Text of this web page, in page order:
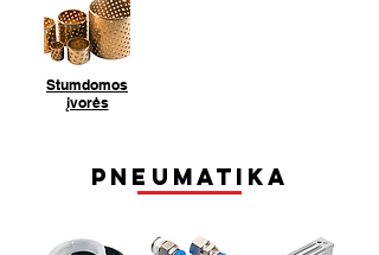
Stumdomos
įvorės
Pneumatika